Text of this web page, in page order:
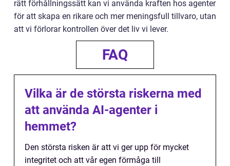
rätt förhållningssätt kan vi använda kraften hos agenter
för att skapa en rikare och mer meningsfull tillvaro, utan
att vi förlorar kontrollen över det liv vi lever.
FAQ
Vilka är de största riskerna med
att använda AI-agenter i
hemmet?
Den största risken är att vi ger upp för mycket
integritet och att vår egen förmåga till